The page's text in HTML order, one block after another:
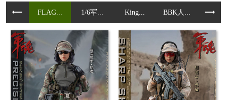
FLAG... 1/6军... King... BBK人... 魂作